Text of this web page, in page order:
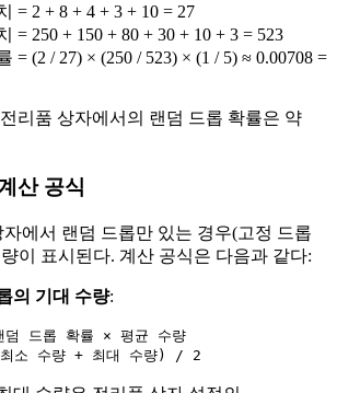
= 2 + 8 + 4 + 3 + 10 = 27
= 250 + 150 + 80 + 30 + 10 + 3 = 523
= (2 / 27) × (250 / 523) × (1 / 5) ≈ 0.00708 =
리품 상자에서의 랜덤 드롭 확률은 약
산 공식
에서 랜덤 드롭만 있는 경우(고정 드롭
이 표시된다. 계산 공식은 다음과 같다:
의 기대 수량:
덤 드롭 확률 × 평균 수량